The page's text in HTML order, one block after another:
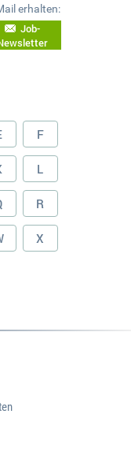
erhalten:
Job-
F
L
R
X